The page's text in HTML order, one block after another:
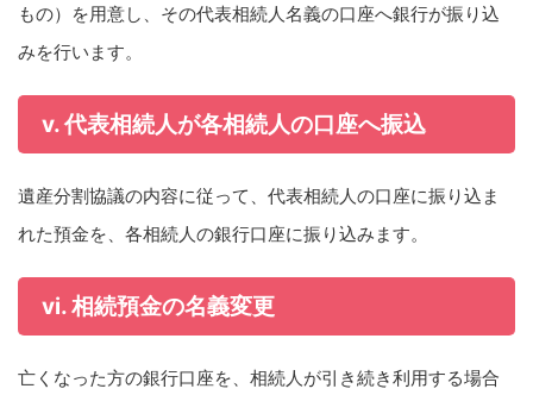
もの）を用意し、その代表相続人名義の口座へ銀行が振り込
みを行います。
v. 代表相続人が各相続人の口座へ振込
遺産分割協議の内容に従って、代表相続人の口座に振り込ま
れた預金を、各相続人の銀行口座に振り込みます。
vi. 相続預金の名義変更
亡くなった方の銀行口座を、相続人が引き続き利用する場合